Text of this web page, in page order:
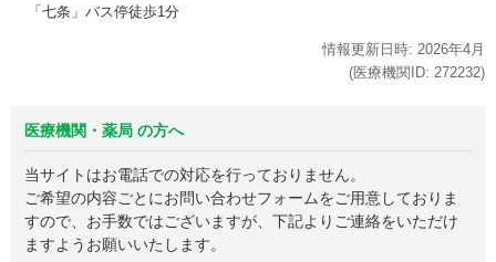
「七条」バス停徒歩1分
情報更新日時: 2026年4月
(医療機関ID: 272232)
医療機関・薬局 の方へ
当サイトはお電話での対応を行っておりません。
ご希望の内容ごとにお問い合わせフォームをご用意しておりま
すので、お手数ではございますが、下記よりご連絡をいただけ
ますようお願いいたします。